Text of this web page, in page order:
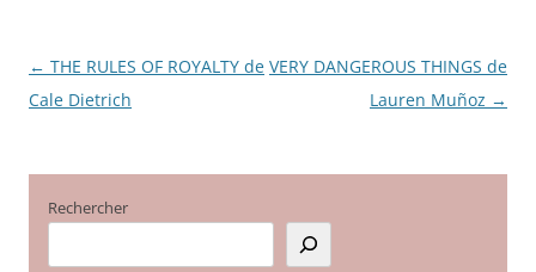
Navigation
des
← THE RULES OF ROYALTY de
Cale Dietrich
VERY DANGEROUS THINGS de
Lauren Muñoz →
Rechercher